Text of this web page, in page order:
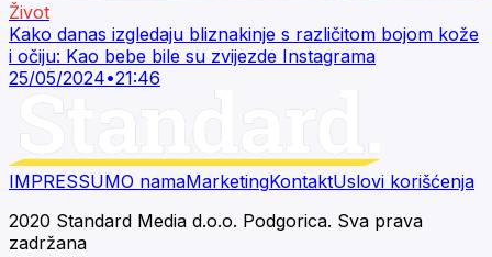
Život
Kako danas izgledaju bliznakinje s različitom bojom kože
i očiju: Kao bebe bile su zvijezde Instagrama
25/05/2024•21:46
IMPRESSUMO namaMarketingKontaktUslovi korišćenja
2020 Standard Media d.o.o. Podgorica. Sva prava
zadržana